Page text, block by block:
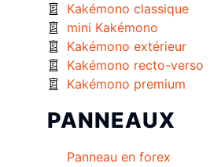
Kakémono classique
mini Kakémono
Kakémono extérieur
Kakémono recto-verso
Kakémono premium
PANNEAUX
Panneau en forex